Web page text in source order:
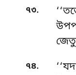
৭৩.
৭৪.